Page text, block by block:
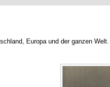
Europa und der ganzen Welt.